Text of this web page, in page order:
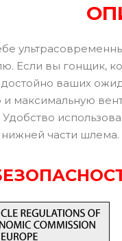
Если вы гонщик,
ваших
максимальную
части